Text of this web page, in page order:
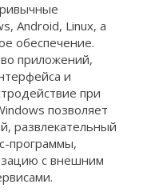
Android, Linux, а
обеспечение.
приложений,
и
при
позволяет
развлекательный
программы,
с внешним